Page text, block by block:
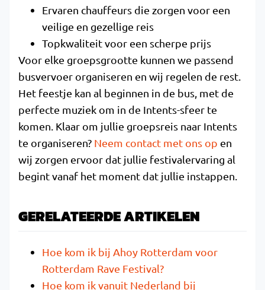
Ervaren chauffeurs die zorgen voor een
veilige en gezellige reis
Topkwaliteit voor een scherpe prijs
Voor elke groepsgrootte kunnen we passend
busvervoer organiseren en wij regelen de rest.
Het feestje kan al beginnen in de bus, met de
perfecte muziek om in de Intents-sfeer te
komen. Klaar om jullie groepsreis naar Intents
te organiseren? Neem contact met ons op en
wij zorgen ervoor dat jullie festivalervaring al
begint vanaf het moment dat jullie instappen.
GERELATEERDE ARTIKELEN
Hoe kom ik bij Ahoy Rotterdam voor
Rotterdam Rave Festival?
Hoe kom ik vanuit Nederland bij